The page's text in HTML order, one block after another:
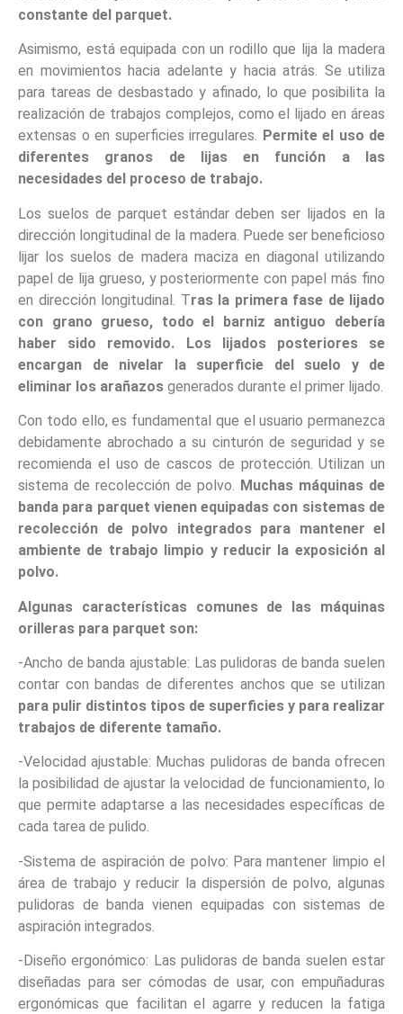
constante del parquet.
Asimismo, está equipada con un rodillo que lija la madera
en movimientos hacia adelante y hacia atrás. Se utiliza
para tareas de desbastado y afinado, lo que posibilita la
realización de trabajos complejos, como el lijado en áreas
extensas o en superficies irregulares. Permite el uso de
diferentes granos de lijas en función a las
necesidades del proceso de trabajo.
Los suelos de parquet estándar deben ser lijados en la
dirección longitudinal de la madera. Puede ser beneficioso
lijar los suelos de madera maciza en diagonal utilizando
papel de lija grueso, y posteriormente con papel más fino
en dirección longitudinal. Tras la primera fase de lijado
con grano grueso, todo el barniz antiguo debería
haber sido removido. Los lijados posteriores se
encargan de nivelar la superficie del suelo y de
eliminar los arañazos generados durante el primer lijado.
Con todo ello, es fundamental que el usuario permanezca
debidamente abrochado a su cinturón de seguridad y se
recomienda el uso de cascos de protección. Utilizan un
sistema de recolección de polvo. Muchas máquinas de
banda para parquet vienen equipadas con sistemas de
recolección de polvo integrados para mantener el
ambiente de trabajo limpio y reducir la exposición al
polvo.
Algunas características comunes de las máquinas
orilleras para parquet son:
-Ancho de banda ajustable: Las pulidoras de banda suelen
contar con bandas de diferentes anchos que se utilizan
para pulir distintos tipos de superficies y para realizar
trabajos de diferente tamaño.
-Velocidad ajustable: Muchas pulidoras de banda ofrecen
la posibilidad de ajustar la velocidad de funcionamiento, lo
que permite adaptarse a las necesidades específicas de
cada tarea de pulido.
-Sistema de aspiración de polvo: Para mantener limpio el
área de trabajo y reducir la dispersión de polvo, algunas
pulidoras de banda vienen equipadas con sistemas de
aspiración integrados.
-Diseño ergonómico: Las pulidoras de banda suelen estar
diseñadas para ser cómodas de usar, con empuñaduras
ergonómicas que facilitan el agarre y reducen la fatiga